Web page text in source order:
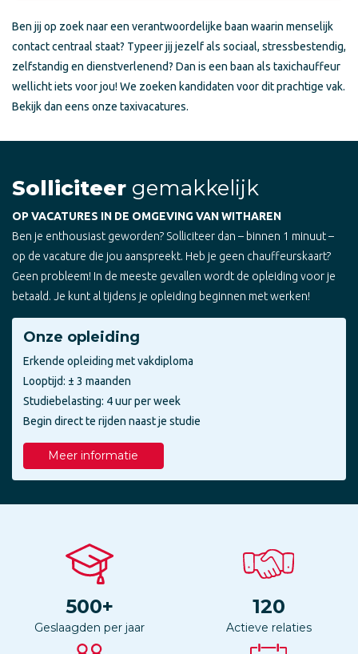
Ben jij op zoek naar een verantwoordelijke baan waarin menselijk
contact centraal staat? Typeer jij jezelf als sociaal, stressbestendig,
zelfstandig en dienstverlenend? Dan is een baan als taxichauffeur
wellicht iets voor jou! We zoeken kandidaten voor dit prachtige vak.
Bekijk dan eens onze taxivacatures.
Solliciteer gemakkelijk
OP VACATURES IN DE OMGEVING VAN WITHAREN
Ben je enthousiast geworden? Solliciteer dan – binnen 1 minuut –
op de vacature die jou aanspreekt. Heb je geen chauffeurskaart?
Geen probleem! In de meeste gevallen wordt de opleiding voor je
betaald. Je kunt al tijdens je opleiding beginnen met werken!
Onze opleiding
Erkende opleiding met vakdiploma
Looptijd: ± 3 maanden
Studiebelasting: 4 uur per week
Begin direct te rijden naast je studie
Meer informatie
500+
Geslaagden per jaar
120
Actieve relaties